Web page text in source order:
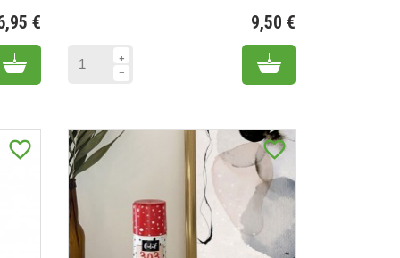
€
Add to cart
9,50 €
Add to cart
favorite_border favorite_border